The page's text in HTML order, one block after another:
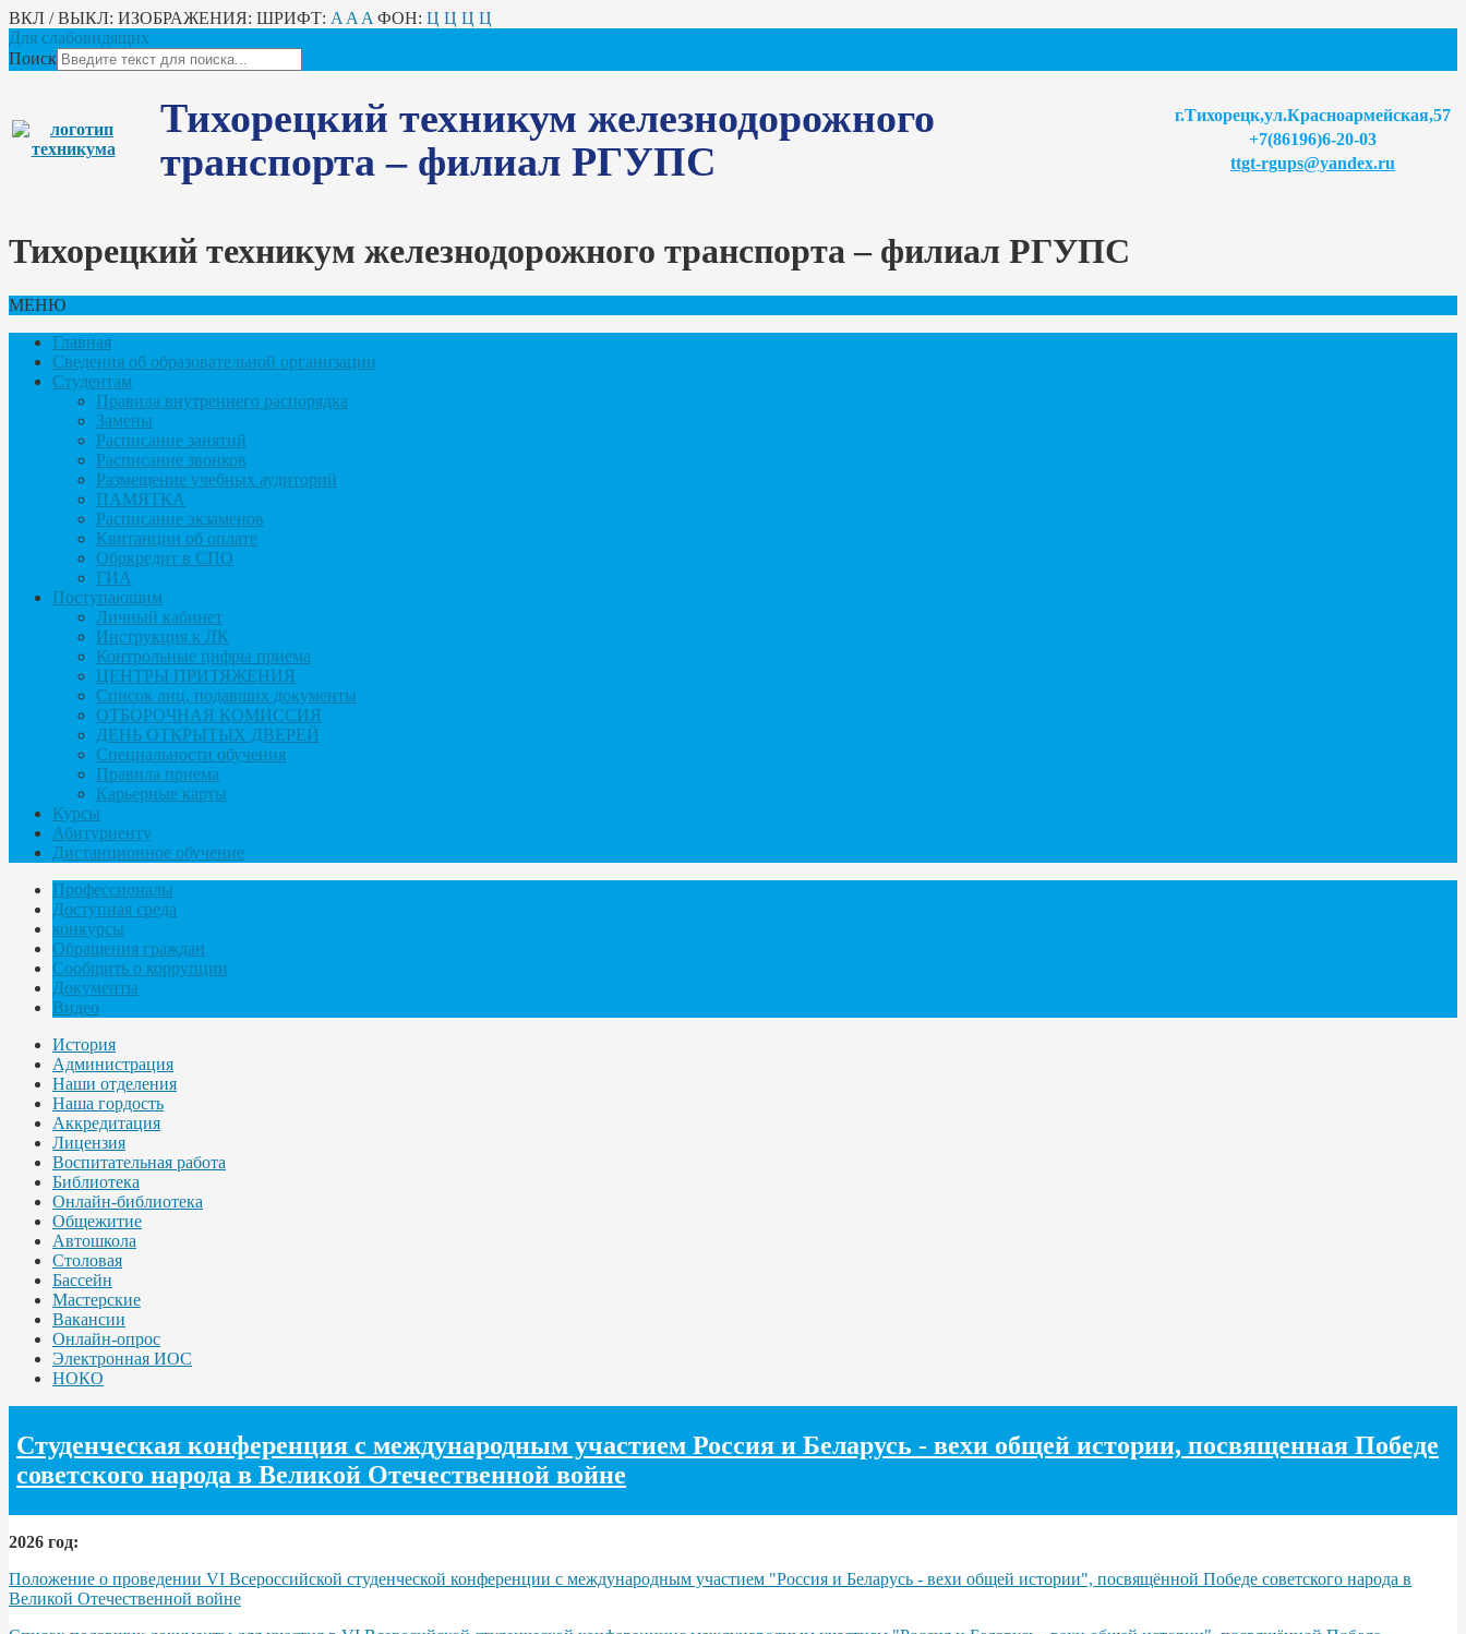
ВКЛ / ВЫКЛ: ИЗОБРАЖЕНИЯ: ШРИФТ: A A A ФОН: Ц Ц Ц Ц
Для слабовидящих
Поиск
Тихорецкий техникум железнодорожного
транспорта – филиал РГУПС
г.Тихорецк,ул.Красноармейская,57
+7(86196)6-20-03
ttgt-rgups@yandex.ru
Тихорецкий техникум железнодорожного транспорта – филиал РГУПС
МЕНЮ
Главная
Сведения об образовательной организации
Студентам
Правила внутреннего распорядка
Замены
Расписание занятий
Расписание звонков
Размещение учебных аудиторий
ПАМЯТКА
Расписание экзаменов
Квитанции об оплате
Обркредит в СПО
ГИА
Поступающим
Личный кабинет
Инструкция к ЛК
Контрольные цифры приема
ЦЕНТРЫ ПРИТЯЖЕНИЯ
Список лиц, подавших документы
ОТБОРОЧНАЯ КОМИССИЯ
ДЕНЬ ОТКРЫТЫХ ДВЕРЕЙ
Специальности обучения
Правила приема
Карьерные карты
Курсы
Абитуриенту
Дистанционное обучение
Профессионалы
Доступная среда
конкурсы
Обращения граждан
Сообщить о коррупции
Документы
Видео
История
Администрация
Наши отделения
Наша гордость
Аккредитация
Лицензия
Воспитательная работа
Библиотека
Онлайн-библиотека
Общежитие
Автошкола
Столовая
Бассейн
Мастерские
Вакансии
Онлайн-опрос
Электронная ИОС
НОКО
Студенческая конференция с международным участием Россия и Беларусь - вехи общей истории, посвященная Победе
советского народа в Великой Отечественной войне
2026 год:
Положение о проведении VI Всероссийской студенческой конференции с международным участием "Россия и Беларусь - вехи общей истории", посвящённой Победе советского народа в
Великой Отечественной войне